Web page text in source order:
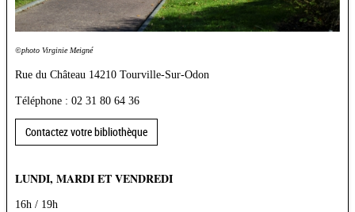
©photo Virginie Meigné
Rue du Château 14210 Tourville-Sur-Odon
Téléphone : 02 31 80 64 36
Contactez votre bibliothèque
LUNDI, MARDI ET VENDREDI
16h / 19h